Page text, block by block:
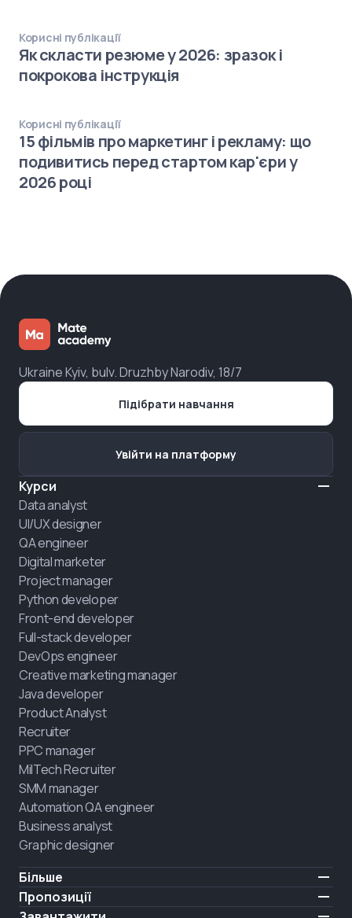
Корисні публікації
Як скласти резюме у 2026: зразок і
покрокова інструкція
Корисні публікації
15 фільмів про маркетинг і рекламу: що
подивитись перед стартом кар'єри у
2026 році
Ukraine Kyiv, bulv. Druzhby Narodiv, 18/7
Курси
Data analyst
UI/UX designer
QA engineer
Digital marketer
Project manager
Python developer
Front-end developer
Full-stack developer
DevOps engineer
Creative marketing manager
Java developer
Product Analyst
Recruiter
PPC manager
MilTech Recruiter
SMM manager
Automation QA engineer
Business analyst
Graphic designer
Більше
Ціни
Пропозиції
Підібрати навчання
Увійти на платформу